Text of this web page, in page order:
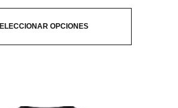
OPCIONES